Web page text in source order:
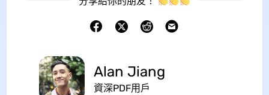
Alan Jiang
資深PDF用戶